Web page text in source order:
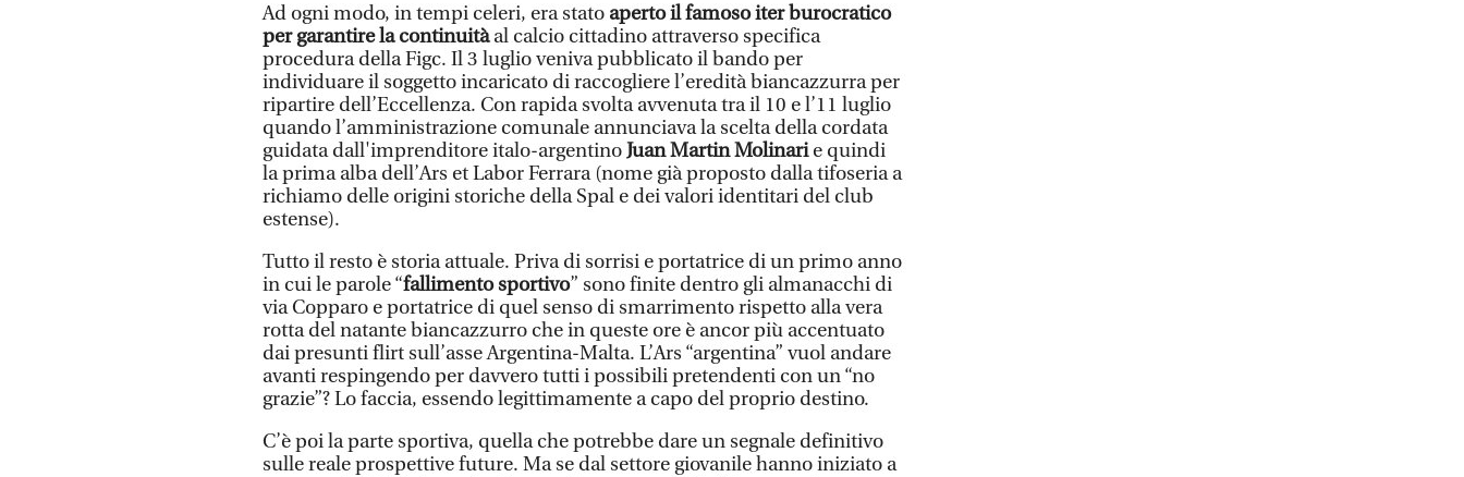
Ad ogni modo, in tempi celeri, era stato aperto il famoso iter burocratico
per garantire la continuitàal calcio cittadino attraverso specifica
procedura della Figc. Il 3 luglio veniva pubblicato il bando per
individuare il soggetto incaricato di raccogliere l’eredità biancazzurra per
ripartire dell’Eccellenza. Con rapida svolta avvenuta tra il 10 e l’11 luglio
quando l’amministrazione comunale annunciava la scelta della cordata
guidata dall'imprenditore italo-argentinoJuan Martin Molinarie quindi
la prima alba dell’Ars et Labor Ferrara (nome già proposto dalla tifoseria a
richiamo delle origini storiche della Spal e dei valori identitari del club
estense).
Tutto il resto è storia attuale. Priva di sorrisi e portatrice di un primo anno
in cui le parole “fallimento sportivo” sono finite dentro gli almanacchi di
via Copparo e portatrice di quel senso di smarrimento rispetto alla vera
rotta del natante biancazzurro che in queste ore è ancor più accentuato
dai presunti flirt sull’asse Argentina-Malta. L’Ars “argentina” vuol andare
avanti respingendo per davvero tutti i possibili pretendenti con un “no
grazie”? Lo faccia, essendo legittimamente a capo del proprio destino.
C’è poi la parte sportiva, quella che potrebbe dare un segnale definitivo
sulle reale prospettive future. Ma se dal settore giovanile hanno iniziato a